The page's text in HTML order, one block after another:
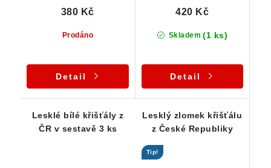
Prodáno
380 Kč
Detail
Skladem (1 ks)
420 Kč
Detail
Lesklé bílé křišťály z
ČR v sestavě 3 ks
Lesklý zlomek křišťálu
z České Republiky
Tip!